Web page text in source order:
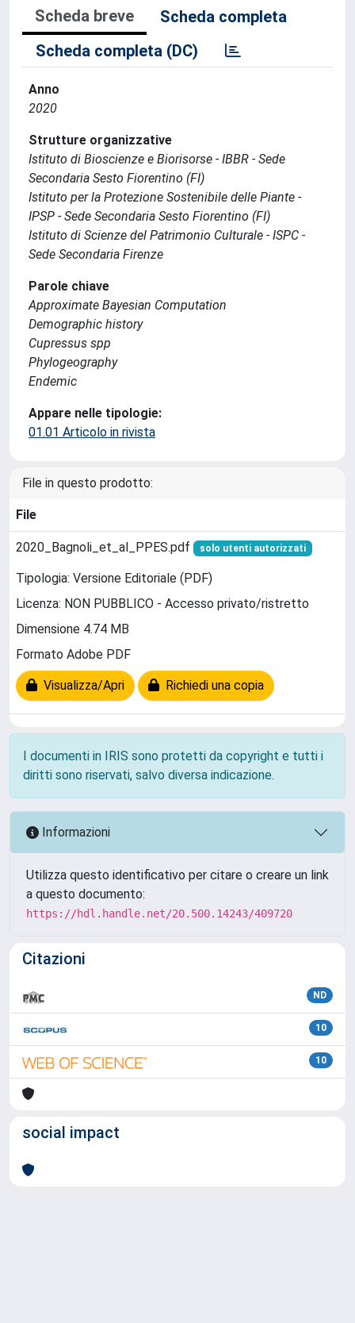
Scheda breve
Scheda completa
Scheda completa (DC)
Anno
2020
Strutture organizzative
Istituto di Bioscienze e Biorisorse - IBBR - Sede
Secondaria Sesto Fiorentino (FI)
Istituto per la Protezione Sostenibile delle Piante -
IPSP - Sede Secondaria Sesto Fiorentino (FI)
Istituto di Scienze del Patrimonio Culturale - ISPC -
Sede Secondaria Firenze
Parole chiave
Approximate Bayesian Computation
Demographic history
Cupressus spp
Phylogeography
Endemic
Appare nelle tipologie:
01.01 Articolo in rivista
File in questo prodotto:
File
2020_Bagnoli_et_al_PPES.pdf solo utenti autorizzati
Tipologia: Versione Editoriale (PDF)
Licenza: NON PUBBLICO - Accesso privato/ristretto
Dimensione 4.74 MB
Formato Adobe PDF
Visualizza/Apri Richiedi una copia
I documenti in IRIS sono protetti da copyright e tutti i
diritti sono riservati, salvo diversa indicazione.
Informazioni
Utilizza questo identificativo per citare o creare un link
a questo documento:
https://hdl.handle.net/20.500.14243/409720
Citazioni
ND
10
10
social impact